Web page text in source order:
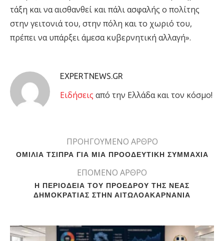
τάξη και να αισθανθεί και πάλι ασφαλής ο πολίτης
στην γειτονιά του, στην πόλη και το χωριό του,
πρέπει να υπάρξει άμεσα κυβερνητική αλλαγή».
EXPERTNEWS.GR
Eιδήσεις από την Ελλάδα και τον κόσμο!
ΠΡΟΗΓΟΥΜΕΝΟ ΑΡΘΡΟ
ΟΜΙΛΙΑ ΤΣΙΠΡΑ ΓΙΑ ΜΙΑ ΠΡΟΟΔΕΥΤΙΚΗ ΣΥΜΜΑΧΙΑ
ΕΠΟΜΕΝΟ ΑΡΘΡΟ
Η ΠΕΡΙΟΔΕΙΑ ΤΟΥ ΠΡΟΕΔΡΟΥ ΤΗΣ ΝΕΑΣ
ΔΗΜΟΚΡΑΤΙΑΣ ΣΤΗΝ ΑΙΤΩΛΟΑΚΑΡΝΑΝΙΑ